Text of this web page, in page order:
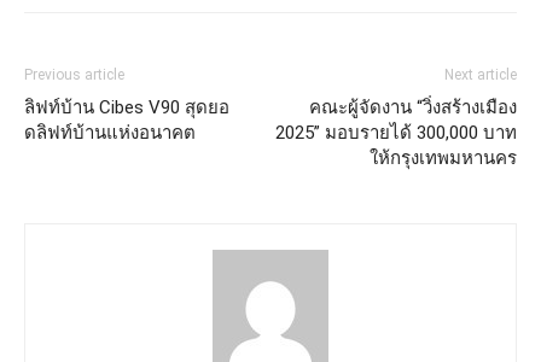
Previous article
ลิฟท์บ้าน Cibes V90 สุดยอ
ดลิฟท์บ้านแห่งอนาคต
Next article
คณะผู้จัดงาน “วิ่งสร้างเมือง
2025” มอบรายได้ 300,000 บาท
ให้กรุงเทพมหานคร